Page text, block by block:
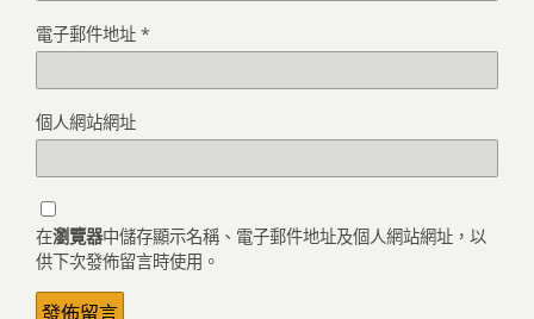
電子郵件地址 *
個人網站網址
在瀏覽器中儲存顯示名稱、電子郵件地址及個人網站網址，以
供下次發佈留言時使用。